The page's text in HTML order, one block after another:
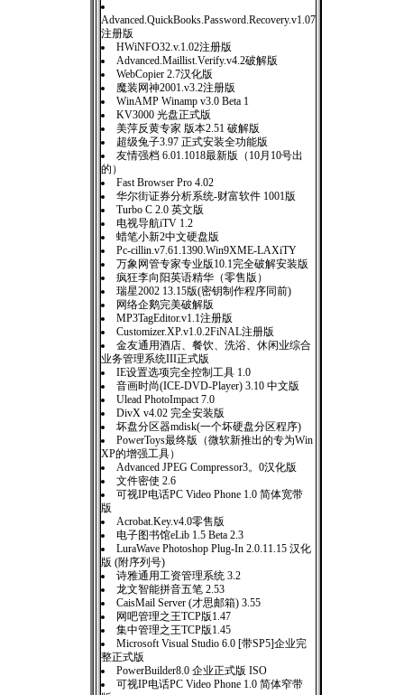
Advanced.QuickBooks.Password.Recovery.v1.07
注册版
HWiNFO32.v.1.02注册版
Advanced.Maillist.Verify.v4.2破解版
WebCopier 2.7汉化版
魔装网神2001.v3.2注册版
WinAMP Winamp v3.0 Beta 1
KV3000 光盘正式版
美萍反黄专家 版本2.51 破解版
超级兔子3.97 正式安装全功能版
友情强档 6.01.1018最新版（10月10号出
的）
Fast Browser Pro 4.02
华尔街证券分析系统-财富软件 1001版
Turbo C 2.0 英文版
电视导航iTV 1.2
蜡笔小新2中文硬盘版
Pc-cillin.v7.61.1390.Win9XME-LAXiTY
万象网管专家专业版10.1完全破解安装版
疯狂李向阳英语精华（零售版）
瑞星2002 13.15版(密钥制作程序同前)
网络企鹅完美破解版
MP3TagEditor.v1.1注册版
Customizer.XP.v1.0.2FiNAL注册版
金友通用酒店、餐饮、洗浴、休闲业综合
业务管理系统III正式版
IE设置选项完全控制工具 1.0
音画时尚(ICE-DVD-Player) 3.10 中文版
Ulead PhotoImpact 7.0
DivX v4.02 完全安装版
坏盘分区器mdisk(一个坏硬盘分区程序)
PowerToys最终版（微软新推出的专为Win
XP的增强工具）
Advanced JPEG Compressor3。0汉化版
文件密使 2.6
可视IP电话PC Video Phone 1.0 简体宽带
版
Acrobat.Key.v4.0零售版
电子图书馆eLib 1.5 Beta 2.3
LuraWave Photoshop Plug-In 2.0.11.15 汉化
版 (附序列号)
诗雅通用工资管理系统 3.2
龙文智能拼音五笔 2.53
CaisMail Server (才思邮箱) 3.55
网吧管理之王TCP版1.47
集中管理之王TCP版1.45
Microsoft Visual Studio 6.0 [带SP5]企业完
整正式版
PowerBuilder8.0 企业正式版 ISO
可视IP电话PC Video Phone 1.0 简体窄带